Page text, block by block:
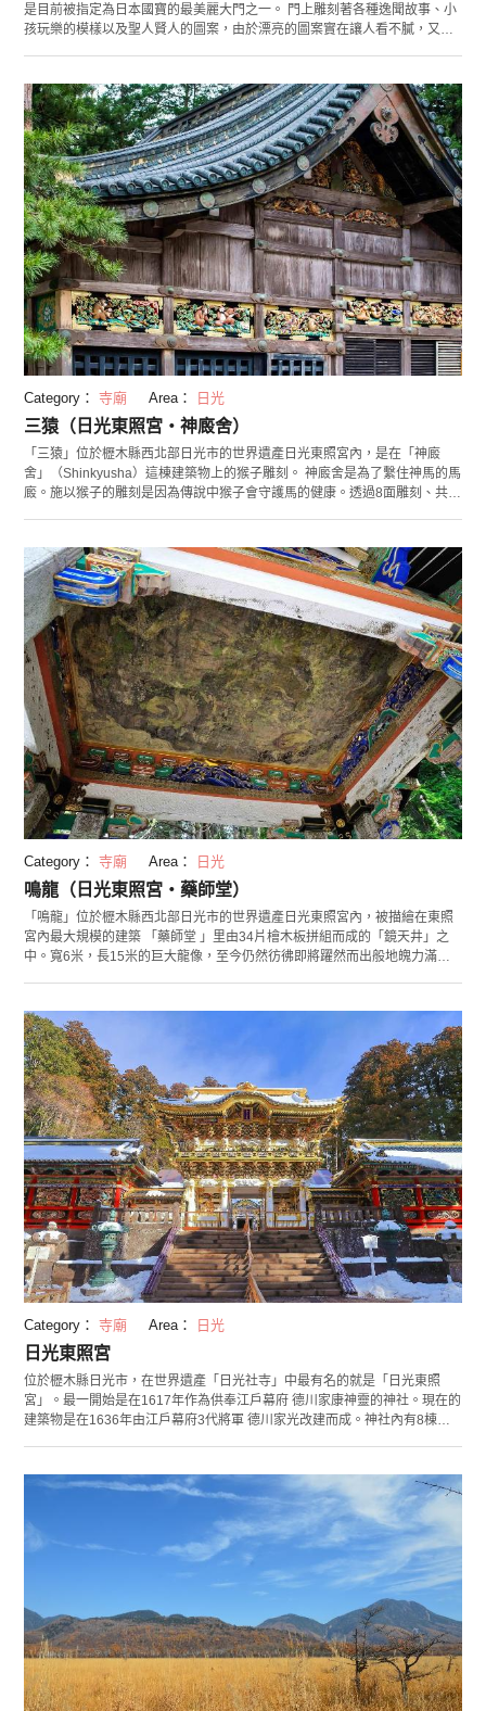
是目前被指定為日本國寶的最美麗大門之一。 門上雕刻著各種逸聞故事、小
孩玩樂的模樣以及聖人賢人的圖案，由於漂亮的圖案實在讓人看不膩，又被
中，相較於過往更加綻放光芒的大門。 日光東照宮每年會舉辦以渡御祭「百
物揃千人舞者行列」為首的例年固定活動。另外東照宮寶物館還有展示御祭
神德川家康公的愛用遺品或祭祀器具等物品。
Category： 寺廟 Area： 日光
三猿（日光東照宮・神廄舍）
「三猿」位於櫪木縣西北部日光市的世界遺產日光東照宮內，是在「神廄
舍」（Shinkyusha）這棟建築物上的猴子雕刻。 神廄舍是為了繫住神馬的馬
廄。施以猴子的雕刻是因為傳說中猴子會守護馬的健康。透過8面雕刻、共
孩子看見、聽見、說出不好的事，而且吸收學習良好的事物、正直善良地長
大成人，這樣的寓意。
Category： 寺廟 Area： 日光
鳴龍（日光東照宮・藥師堂）
「鳴龍」位於櫪木縣西北部日光市的世界遺產日光東照宮內，被描繪在東照
宮內最大規模的建築 「藥師堂 」里由34片檜木板拼組而成的「鏡天井」之
中。寬6米，長15米的巨大龍像，至今仍然彷彿即將躍然而出般地魄力滿
景點有江戶時代打造的日光山輪王寺「逍遙園」、以朱紅色造型為特色的
「神橋」與「日光二荒神社」等等。 (2018/12/18)
Category： 寺廟 Area： 日光
日光東照宮
位於櫪木縣日光市，在世界遺產「日光社寺」中最有名的就是「日光東照
宮」。最一開始是在1617年作為供奉江戶幕府 德川家康神靈的神社。現在的
建築物是在1636年由江戶幕府3代將軍 德川家光改建而成。神社內有8棟國
遺產，例如高9.2公尺的「石鳥居」、極度艷麗彩耀的「五重塔」、和以三猿
而聞名的「神廄捨」等。神社內豪華絢麗的建築物受全世界關注，是很有人
氣的景點。此外還有展示德川家康生前心愛遺物的「寶物館」和公開100多
件掛軸等日本畫作的「美術館」，非常值得一看！